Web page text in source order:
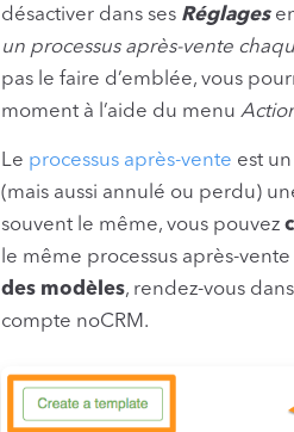
désactiver dans ses Réglages
un processus après-vente
pas le faire d’emblée, vous
moment à l’aide du menu
Le processus après-vente est
(mais aussi annulé ou perdu)
souvent le même, vous pouvez
le même processus après-
des modèles, rendez-vous dans
compte noCRM.